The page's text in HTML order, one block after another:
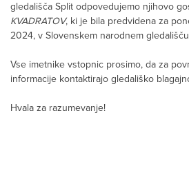
gledališča Split odpovedujemo njihovo
KVADRATOV, ki je bila predvidena za
2024, v Slovenskem narodnem
Vse imetnike vstopnic prosimo, da za
informacije kontaktirajo gledališko
Hvala za razumevanje!